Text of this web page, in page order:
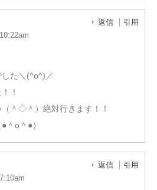
返信 引用
た＼(^o^)／
！
＾◇＾）絶対行きます！！
＾o＾●）
返信 引用